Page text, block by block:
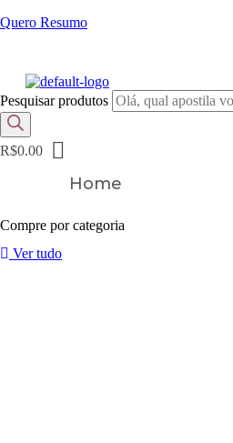
Quero Resumo
Pesquisar produtos
R$0.00
Home
Compre por categoria
Ver tudo